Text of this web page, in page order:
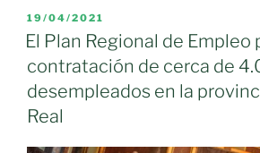
PUBLICADO
EL
19/04/2021
El Plan Regional de Empleo
contratación de cerca de
desempleados en la
Real